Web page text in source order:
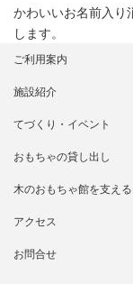
かわいいお名前入り
します。
ご利用案内
施設紹介
てづくり・イベント
おもちゃの貸し出し
木のおもちゃ館を支える
アクセス
お問合せ